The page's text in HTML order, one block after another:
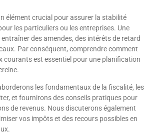
élément crucial pour assurer la stabilité
les particuliers ou les entreprises. Une
des amendes, des intérêts de retard
Par conséquent, comprendre comment
courants est essentiel pour une planification
les fondamentaux de la fiscalité, les
et fournirons des conseils pratiques pour
de revenus. Nous discuterons également
vos impôts et des recours possibles en